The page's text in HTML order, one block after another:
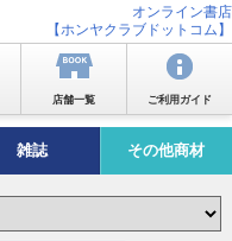
オンライン書店
【ホンヤクラブドットコム】
店舗一覧 ご利用ガイド
雑誌 その他商材